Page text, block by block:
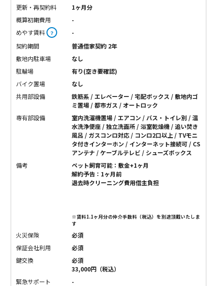
更新・再契約料
1ヶ月分
概算初期費用
-
めやす賃料 ？
-
契約期間
普通借家契約 2年
敷地内駐車場
なし
駐輪場
有り(空き要確認)
バイク置場
なし
共用部設備
鉄筋系 / エレベーター / 宅配ボックス / 敷地内ゴ
ミ置場 / 都市ガス / オートロック
専有部設備
室内洗濯機置場 / エアコン / バス・トイレ別 / 温
水洗浄便座 / 独立洗面所 / 浴室乾燥機 / 追い焚き
風呂 / ガスコンロ対応 / コンロ2口以上 / TVモニ
タ付きインターホン / インターネット接続可 / CS
アンテナ / ケーブルテレビ / シューズボックス
備考
ペット飼育可能：敷金+1ヶ月
解約予告：1ヶ月前
退去時クリーニング費用借主負担
※賃料1.1ヶ月分の仲介手数料（税込）を別途頂戴いたしま
す
火災保険
必須
保証会社利用
必須
鍵交換
必須
33,000円（税込）
緊急サポート
-